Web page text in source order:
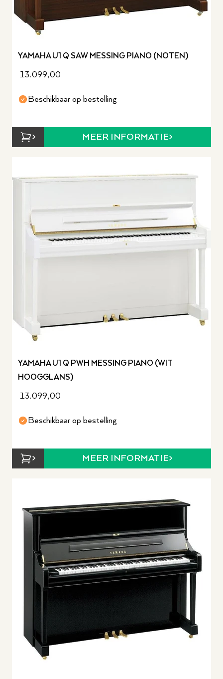
YAMAHA U1 Q SAW MESSING PIANO (NOTEN)
13.099,00
Beschikbaar op bestelling
MEER INFORMATIE
YAMAHA U1 Q PWH MESSING PIANO (WIT
HOOGGLANS)
13.099,00
Beschikbaar op bestelling
MEER INFORMATIE